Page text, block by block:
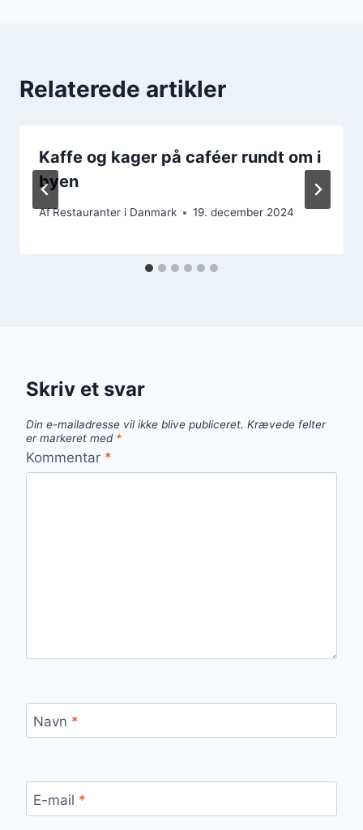
Relaterede artikler
Kaffe og kager på caféer rundt om i
byen
AfRestauranter i Danmark 19. december 2024
Skriv et svar
Din e-mailadresse vil ikke blive publiceret. Krævede felter
er markeret med *
Kommentar *
Navn *
E-mail *